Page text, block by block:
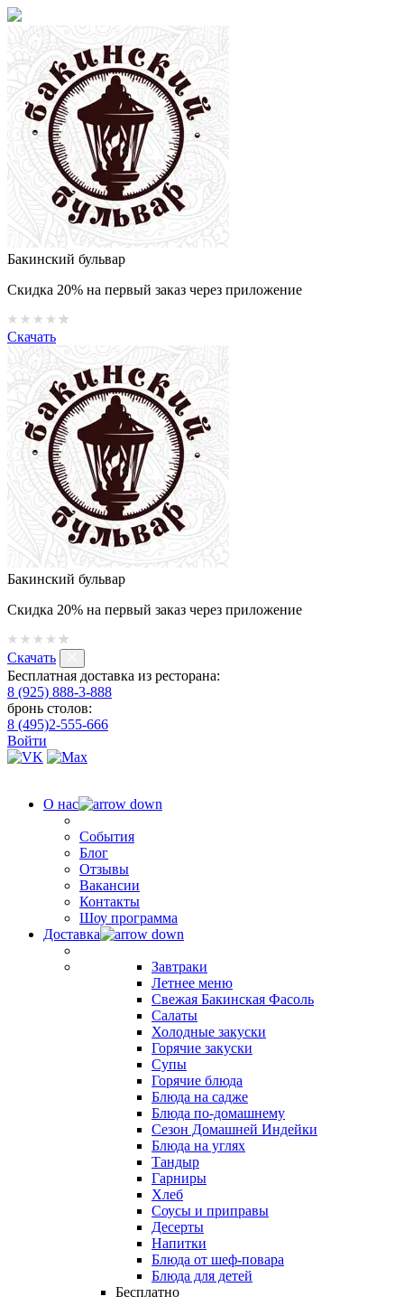
Бакинский бульвар
Скидка 20% на первый заказ через приложение
Скачать
Бакинский бульвар
Скидка 20% на первый заказ через приложение
Скачать
Бесплатная доставка из ресторана:
8 (925) 888-3-888
бронь столов:
8 (495)2-555-666
Войти
О нас
События
Блог
Отзывы
Вакансии
Контакты
Шоу программа
Доставка
Завтраки
Летнее меню
Свежая Бакинская Фасоль
Салаты
Холодные закуски
Горячие закуски
Супы
Горячие блюда
Блюда на садже
Блюда по-домашнему
Сезон Домашней Индейки
Блюда на углях
Тандыр
Гарниры
Хлеб
Соусы и приправы
Десерты
Напитки
Блюда от шеф-повара
Блюда для детей
Бесплатно